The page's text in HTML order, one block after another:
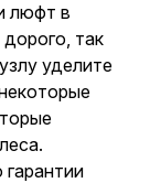
люфт в
так
уделите